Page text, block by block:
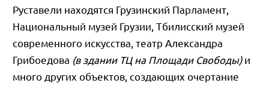
Руставели находятся Грузинский Парламент,
Национальный музей Грузии, Тбилисский музей
современного искусства, театр Александра
Грибоедова (в здании ТЦ на Площади Свободы)и
много других объектов, создающих очертание